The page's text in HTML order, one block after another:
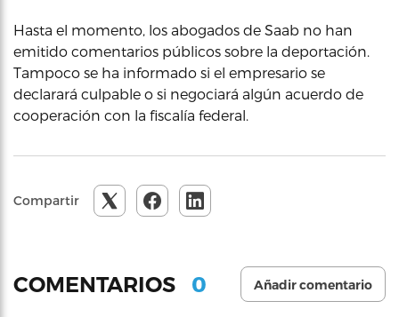
Hasta el momento, los abogados de Saab no han
emitido comentarios públicos sobre la deportación.
Tampoco se ha informado si el empresario se
declarará culpable o si negociará algún acuerdo de
cooperación con la fiscalía federal.
Compartir
COMENTARIOS 0 Añadir comentario